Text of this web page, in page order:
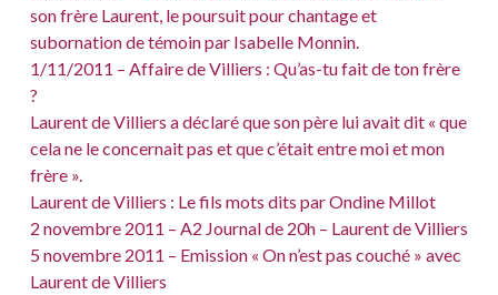
son frère Laurent, le poursuit pour chantage et
subornation de témoin par Isabelle Monnin.
1/11/2011 – Affaire de Villiers : Qu’as-tu fait de ton frère
?
Laurent de Villiers a déclaré que son père lui avait dit « que
cela ne le concernait pas et que c’était entre moi et mon
frère ».
Laurent de Villiers : Le fils mots dits par Ondine Millot
2 novembre 2011 – A2 Journal de 20h – Laurent de Villiers
5 novembre 2011 – Emission « On n’est pas couché » avec
Laurent de Villiers